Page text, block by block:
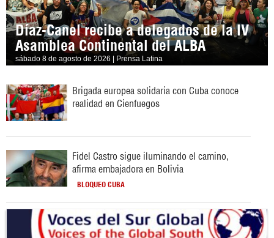
Díaz-Canel recibe a delegados de la IV
Asamblea Continental del ALBA
sábado 8 de agosto de 2026 | Prensa Latina
Brigada europea solidaria con Cuba conoce
realidad en Cienfuegos
Fidel Castro sigue iluminando el camino,
afirma embajadora en Bolivia
BLOQUEO CUBA